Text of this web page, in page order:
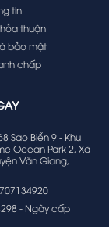
tin
thuận
bảo mật
chấp
Sao Biển 9 - Khu
Ocean Park 2, Xã
Văn Giang,
- Ngày cấp